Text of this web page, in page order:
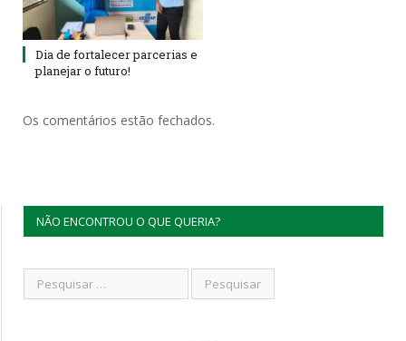
Dia de fortalecer parcerias e
planejar o futuro!
Os comentários estão fechados.
NÃO ENCONTROU O QUE QUERIA?